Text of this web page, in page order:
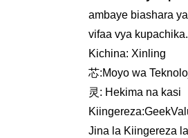
ambaye biashara
vifaa vya
Kichina: Xinling
芯:Moyo wa
灵: Hekima na kasi
Jina la Kiingereza